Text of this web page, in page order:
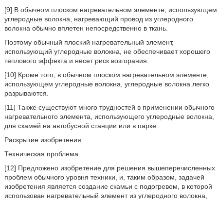
[9] В обычном плоском нагревательном элементе, использующем
углеродные волокна, нагревающий провод из углеродного
волокна обычно вплетен непосредственно в ткань.
Поэтому обычный плоский нагревательный элемент,
использующий углеродные волокна, не обеспечивает хорошего
теплового эффекта и несет риск возгорания.
[10] Кроме того, в обычном плоском нагревательном элементе,
использующем углеродные волокна, углеродные волокна легко
разрываются.
[11] Также существуют много трудностей в применении обычного
нагревательного элемента, использующего углеродные волокна,
для скамей на автобусной станции или в парке.
Раскрытие изобретения
Техническая проблема
[12] Предложено изобретение для решения вышеперечисленных
проблем обычного уровня техники, и, таким образом, задачей
изобретения является создание скамьи с подогревом, в которой
использован нагревательный элемент из углеродного волокна,